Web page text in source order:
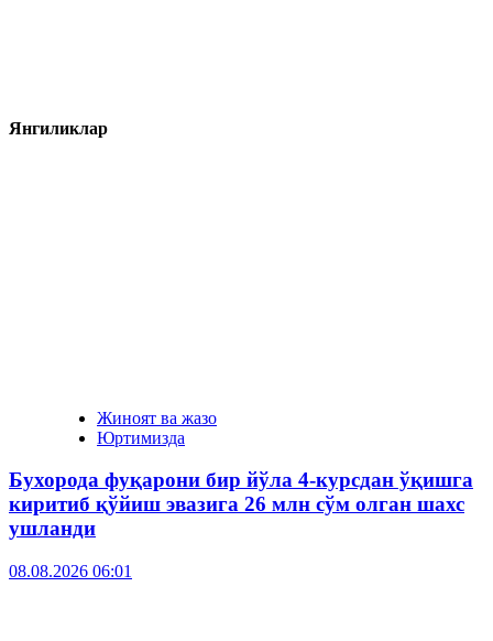
Янгиликлар
Жиноят ва жазо
Юртимизда
Бухорода фуқарони бир йўла 4-курсдан ўқишга
киритиб қўйиш эвазига 26 млн сўм олган шахс
ушланди
08.08.2026 06:01